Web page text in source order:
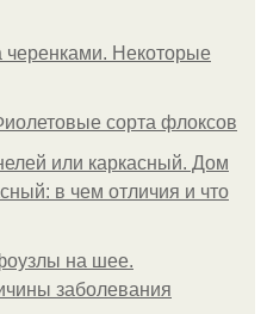
черенками. Некоторые
сорта флоксов
или каркасный. Дом
в чем отличия и что
на шее.
заболевания